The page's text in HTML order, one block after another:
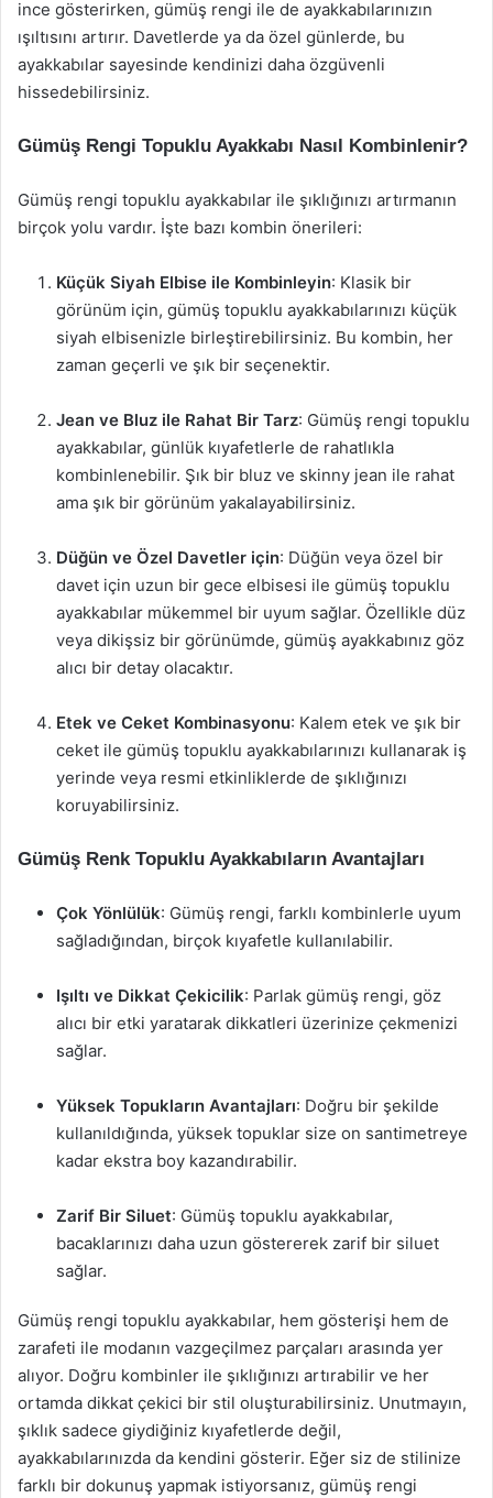
ince gösterirken, gümüş rengi ile de ayakkabılarınızın
ışıltısını artırır. Davetlerde ya da özel günlerde, bu
ayakkabılar sayesinde kendinizi daha özgüvenli
hissedebilirsiniz.
Gümüş Rengi Topuklu Ayakkabı Nasıl Kombinlenir?
Gümüş rengi topuklu ayakkabılar ile şıklığınızı artırmanın
birçok yolu vardır. İşte bazı kombin önerileri:
Küçük Siyah Elbise ile Kombinleyin: Klasik bir
görünüm için, gümüş topuklu ayakkabılarınızı küçük
siyah elbisenizle birleştirebilirsiniz. Bu kombin, her
zaman geçerli ve şık bir seçenektir.
Jean ve Bluz ile Rahat Bir Tarz: Gümüş rengi topuklu
ayakkabılar, günlük kıyafetlerle de rahatlıkla
kombinlenebilir. Şık bir bluz ve skinny jean ile rahat
ama şık bir görünüm yakalayabilirsiniz.
Düğün ve Özel Davetler için: Düğün veya özel bir
davet için uzun bir gece elbisesi ile gümüş topuklu
ayakkabılar mükemmel bir uyum sağlar. Özellikle düz
veya dikişsiz bir görünümde, gümüş ayakkabınız göz
alıcı bir detay olacaktır.
Etek ve Ceket Kombinasyonu: Kalem etek ve şık bir
ceket ile gümüş topuklu ayakkabılarınızı kullanarak iş
yerinde veya resmi etkinliklerde de şıklığınızı
koruyabilirsiniz.
Gümüş Renk Topuklu Ayakkabıların Avantajları
Çok Yönlülük: Gümüş rengi, farklı kombinlerle uyum
sağladığından, birçok kıyafetle kullanılabilir.
Işıltı ve Dikkat Çekicilik: Parlak gümüş rengi, göz
alıcı bir etki yaratarak dikkatleri üzerinize çekmenizi
sağlar.
Yüksek Topukların Avantajları: Doğru bir şekilde
kullanıldığında, yüksek topuklar size on santimetreye
kadar ekstra boy kazandırabilir.
Zarif Bir Siluet: Gümüş topuklu ayakkabılar,
bacaklarınızı daha uzun göstererek zarif bir siluet
sağlar.
Gümüş rengi topuklu ayakkabılar, hem gösterişi hem de
zarafeti ile modanın vazgeçilmez parçaları arasında yer
alıyor. Doğru kombinler ile şıklığınızı artırabilir ve her
ortamda dikkat çekici bir stil oluşturabilirsiniz. Unutmayın,
şıklık sadece giydiğiniz kıyafetlerde değil,
ayakkabılarınızda da kendini gösterir. Eğer siz de stilinize
farklı bir dokunuş yapmak istiyorsanız, gümüş rengi